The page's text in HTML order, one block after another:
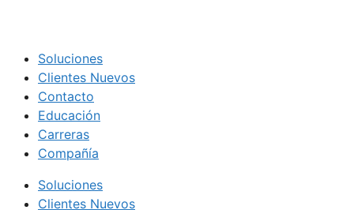
Soluciones
Clientes Nuevos
Contacto
Educación
Carreras
Compañía
Soluciones
Clientes Nuevos